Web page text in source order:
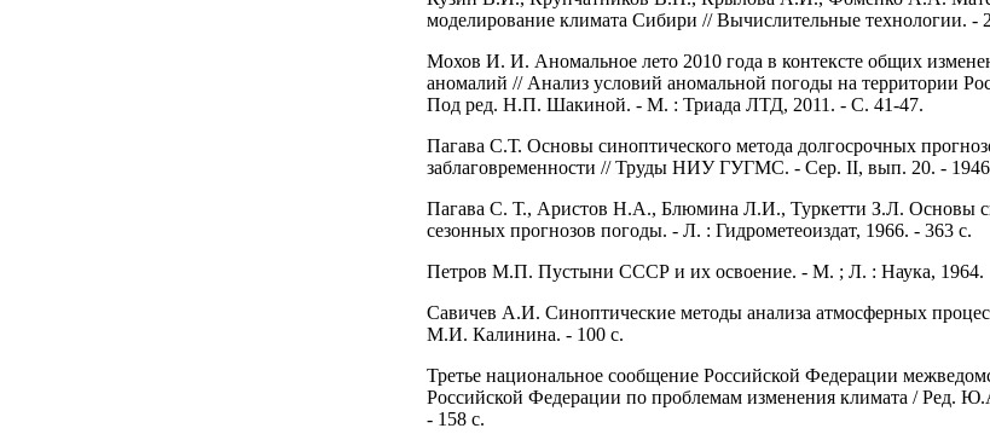
моделирование климата Сибири // Вычислительные технологии. -
Мохов И. И. Аномальное лето 2010 года в контексте общих
аномалий // Анализ условий аномальной погоды на территории
Под ред. Н.П. Шакиной. - М. : Триада ЛТД, 2011. - С. 41-47.
Пагава С.Т. Основы синоптического метода долгосрочных
заблаговременности // Труды НИУ ГУГМС. - Сер. II, вып. 20. -
Пагава С. Т., Аристов Н.А., Блюмина Л.И., Туркетти З.Л. Основы
сезонных прогнозов погоды. - Л. : Гидрометеоиздат, 1966. - 363 с.
Петров М.П. Пустыни СССР и их освоение. - М. ; Л. : Наука, 1964.
Савичев А.И. Синоптические методы анализа атмосферных
М.И. Калинина. - 100 с.
Третье национальное сообщение Российской Федерации
Российской Федерации по проблемам изменения климата / Ред.
- 158 с.